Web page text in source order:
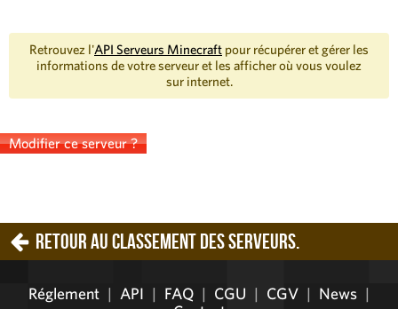
Retrouvez l'API Serveurs Minecraft pour récupérer et gérer les
informations de votre serveur et les afficher où vous voulez
sur internet.
Modifier ce serveur ?
Retour au classement des serveurs.
Réglement | API | FAQ | CGU | CGV | News |